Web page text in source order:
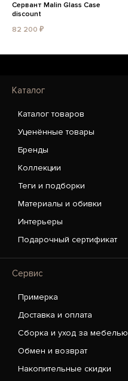
Сервант Malin Glass Case
discount
82 200 ₽
Каталог
Каталог товаров
Уценённые товары
Бренды
Коллекции
Теги и подборки
Материалы и обивки
Интерьеры
Подарочный сертификат
Сервис
Примерка
Доставка и оплата
Сборка и уход за мебелью
Обмен и возврат
Накопительные скидки